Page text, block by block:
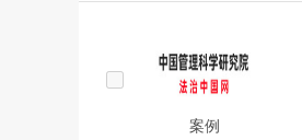
案例